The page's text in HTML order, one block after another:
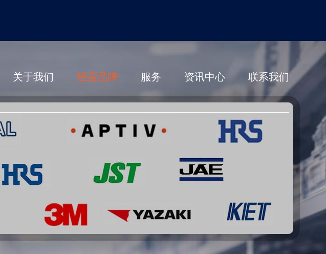
关于我们 经营品牌 服务 资讯中心 联系我们